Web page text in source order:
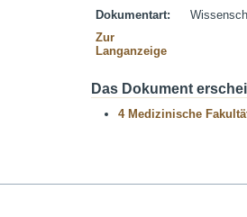
Dokumentart:
Zur
Langanzeige
Das Dokument
4 Medizinische